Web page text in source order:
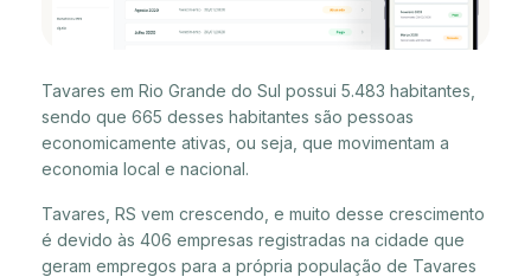
Tavares em Rio Grande do Sul possui 5.483 habitantes,
sendo que 665 desses habitantes são pessoas
economicamente ativas, ou seja, que movimentam a
economia local e nacional.
Tavares, RS vem crescendo, e muito desse crescimento
é devido às 406 empresas registradas na cidade que
geram empregos para a própria população de Tavares